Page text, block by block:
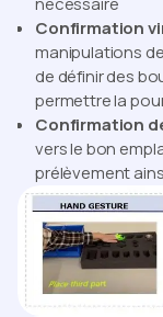
Confirmation
manipulations
de définir des
permettre la
Confirmation
vers le bon
prélèvement